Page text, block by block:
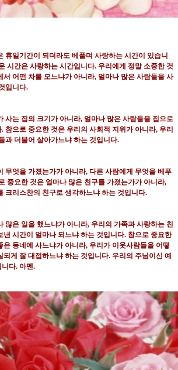
휴일기간이 되더라도 베풀며 사랑하는 시간이 있습니
시간은 사랑하는 시간입니다. 우리에게 정말 소중한 것
서 어떤 차를 모느냐가 아니라, 얼마나 많은 사람들을 사
입니다.
사는 집의 크기가 아니라, 얼마나 많은 사람들을 집으로
. 참으로 중요한 것은 우리의 사회적 지위가 아니라, 우리
과 더불어 살아가느냐 하는 것입니다.
무엇을 가졌는가가 아니라, 다른 사람에게 무엇을 베푸
중요한 것은 얼마나 많은 친구를 가졌는가가 아니라,
크리스챤의 친구로 생각하느냐 하는 것입니다.
많은 일을 했느냐가 아니라, 우리의 가족과 사랑하는 친
낸 시간이 얼마나 되느냐 하는 것입니다. 참으로 중요한
은 동네에 사느냐가 아니라, 우리가 이웃사람들을 어떻
되게 잘 대접하느냐 하는 것입니다. 우리의 주님이신 예
니다. 아멘.